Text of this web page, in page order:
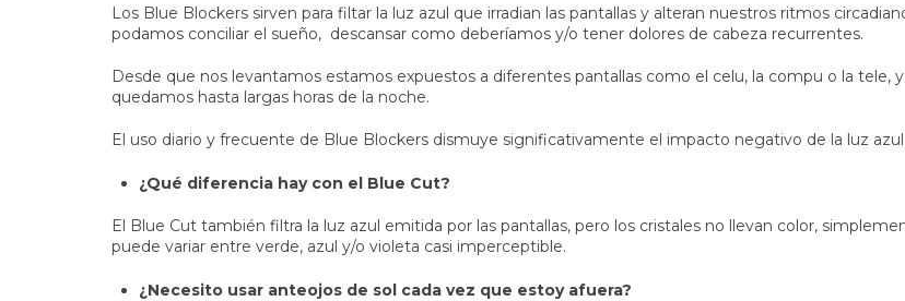
Los Blue Blockers sirven para filtar la luz azul que irradian las pantallas y alteran nuestros ritmos
podamos conciliar el sueño, descansar como deberíamos y/o tener dolores de cabeza recurrentes.
Desde que nos levantamos estamos expuestos a diferentes pantallas como el celu, la compu o la tele,
quedamos hasta largas horas de la noche.
El uso diario y frecuente de Blue Blockers dismuye significativamente el impacto negativo de la luz azul
¿Qué diferencia hay con el Blue Cut?
El Blue Cut también filtra la luz azul emitida por las pantallas, pero los cristales no llevan color,
puede variar entre verde, azul y/o violeta casi imperceptible.
¿Necesito usar anteojos de sol cada vez que estoy afuera?